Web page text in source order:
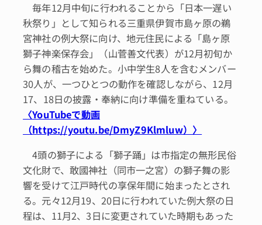
毎年12月中旬に行われることから「日本一遅い
秋祭り」として知られる三重県伊賀市島ヶ原の鵜
宮神社の例大祭に向け、地元住民による「島ヶ原
獅子神楽保存会」（山菅善文代表）が12月初旬か
ら舞の稽古を始めた。小中学生8人を含むメンバー
30人が、一つひとつの動作を確認しながら、12月
17、18日の披露・奉納に向け準備を重ねている。
〈YouTubeで動画
（https://youtu.be/DmyZ9Klmluw）〉
4頭の獅子による「獅子踊」は市指定の無形民俗
文化財で、敢國神社（同市一之宮）の獅子舞の影
響を受けて江戸時代の享保年間に始まったとされ
る。元々12月19、20日に行われていた例大祭の日
程は、11月2、3日に変更されていた時期もあった